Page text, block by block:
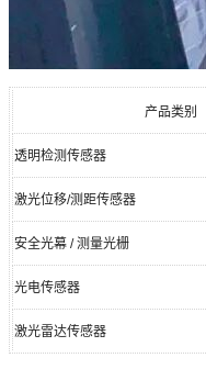
产品类别
透明检测传感器
激光位移/测距传感器
安全光幕 / 测量光栅
光电传感器
激光雷达传感器